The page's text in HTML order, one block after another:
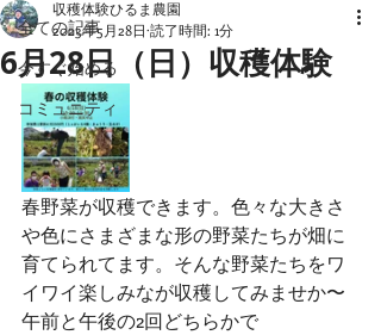
全ての記事
今すぐ始める
コミュニティ
6月28日（日）収穫体験
収穫体験ひるま農園
2023年5月28日 読了時間: 1分
春野菜が収穫できます。色々な大きさ
や色にさまざまな形の野菜たちが畑に
育てられてます。そんな野菜たちをワ
イワイ楽しみなが収穫してみませか〜
午前と午後の2回どちらかで